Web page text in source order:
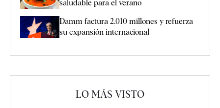
saludable para el verano
Damm factura 2.010 millones y refuerza
su expansión internacional
LO MÁS VISTO